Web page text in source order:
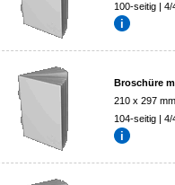
100-seitig | 4/
Broschüre
210 x 297 mm
104-seitig | 4/